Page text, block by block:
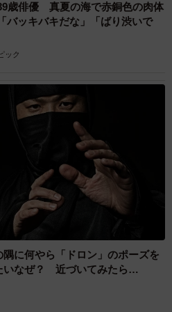
歳俳優 真夏の海で赤銅色の肉体
ッキバキだな」「ばり渋いで
ック
に何やら「ドロン」のポーズを
いなぜ？ 近づいてみたら…